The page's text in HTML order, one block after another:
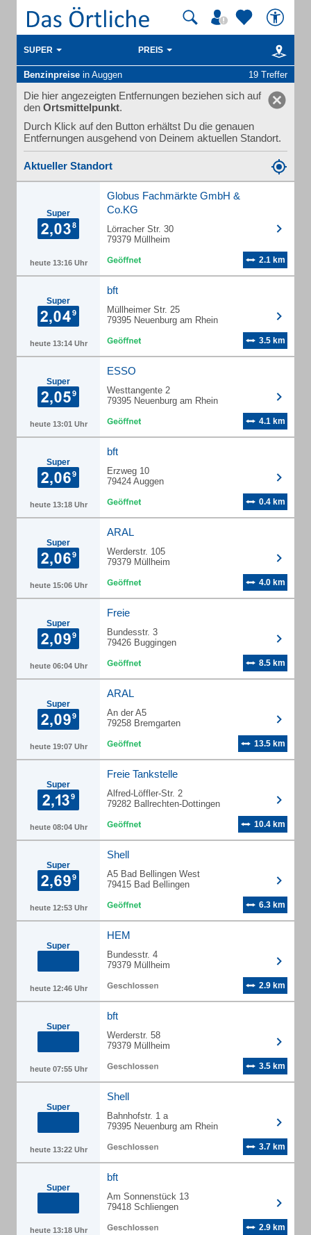
SUPER PREIS
Benzinpreise in Auggen 19 Treffer
Die hier angezeigten Entfernungen beziehen sich auf
den Ortsmittelpunkt.
Durch Klick auf den Button erhältst Du die genauen
Entfernungen ausgehend von Deinem aktuellen Standort.
Aktueller Standort
Super
heute 13:16 Uhr
Globus Fachmärkte GmbH &
Co.KG
Lörracher Str. 30
79379 Müllheim
2.1 km
Super
heute 13:14 Uhr
bft
Müllheimer Str. 25
79395 Neuenburg am Rhein
3.5 km
Super
heute 13:01 Uhr
ESSO
Westtangente 2
79395 Neuenburg am Rhein
4.1 km
Super
heute 13:18 Uhr
bft
Erzweg 10
79424 Auggen
0.4 km
Super
heute 15:06 Uhr
ARAL
Werderstr. 105
79379 Müllheim
4.0 km
Super
heute 06:04 Uhr
Freie
Bundesstr. 3
79426 Buggingen
8.5 km
Super
heute 19:07 Uhr
ARAL
An der A5
79258 Bremgarten
13.5 km
Super
heute 08:04 Uhr
Freie Tankstelle
Alfred-Löffler-Str. 2
79282 Ballrechten-Dottingen
10.4 km
Super
heute 12:53 Uhr
Shell
A5 Bad Bellingen West
79415 Bad Bellingen
6.3 km
Super
heute 12:46 Uhr
HEM
Bundesstr. 4
79379 Müllheim
2.9 km
Super
heute 07:55 Uhr
bft
Werderstr. 58
79379 Müllheim
3.5 km
Super
heute 13:22 Uhr
Shell
Bahnhofstr. 1 a
79395 Neuenburg am Rhein
3.7 km
Super
heute 13:18 Uhr
bft
Am Sonnenstück 13
79418 Schliengen
2.9 km